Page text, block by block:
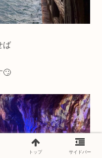
ば
🙄
トップ サイドバー